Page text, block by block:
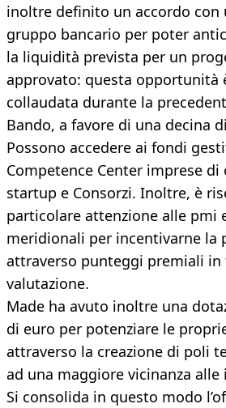
inoltre definito un accordo con
gruppo bancario per poter
la liquidità prevista per un
approvato: questa opportunità
collaudata durante la
Bando, a favore di una decina
Possono accedere ai fondi
Competence Center imprese
startup e Consorzi. Inoltre, è
particolare attenzione alle pmi
meridionali per incentivarne la
attraverso punteggi premiali in
valutazione.
Made ha avuto inoltre una
di euro per potenziare le
attraverso la creazione di poli
ad una maggiore vicinanza alle
Si consolida in questo modo